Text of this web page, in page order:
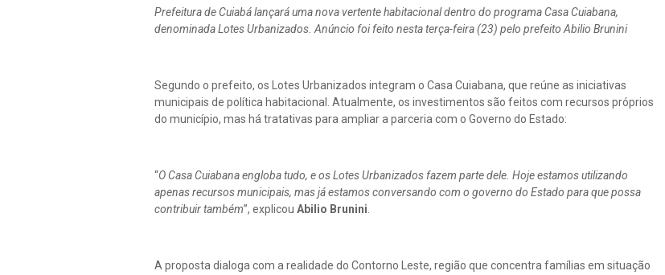
Prefeitura de Cuiabá lançará uma nova vertente habitacional dentro do programa Casa Cuiabana,
denominada Lotes Urbanizados. Anúncio foi feito nesta terça-feira (23) pelo prefeito Abilio Brunini
Segundo o prefeito, os Lotes Urbanizados integram o Casa Cuiabana, que reúne as iniciativas
municipais de política habitacional. Atualmente, os investimentos são feitos com recursos próprios
do município, mas há tratativas para ampliar a parceria com o Governo do Estado:
“O Casa Cuiabana engloba tudo, e os Lotes Urbanizados fazem parte dele. Hoje estamos utilizando
apenas recursos municipais, mas já estamos conversando com o governo do Estado para que possa
contribuir também”, explicou Abilio Brunini
A proposta dialoga com a realidade do Contorno Leste, região que concentra famílias em situação